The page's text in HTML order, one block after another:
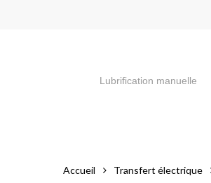
Lubrification manuelle
Accueil Transfert électrique